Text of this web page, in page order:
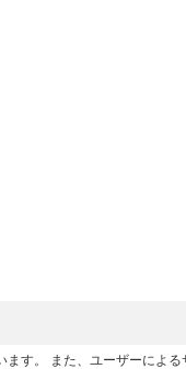
す。 また、ユーザーによ